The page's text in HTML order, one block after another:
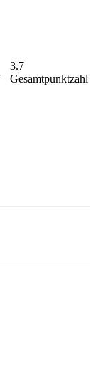
3.7
Gesamtpunktzahl